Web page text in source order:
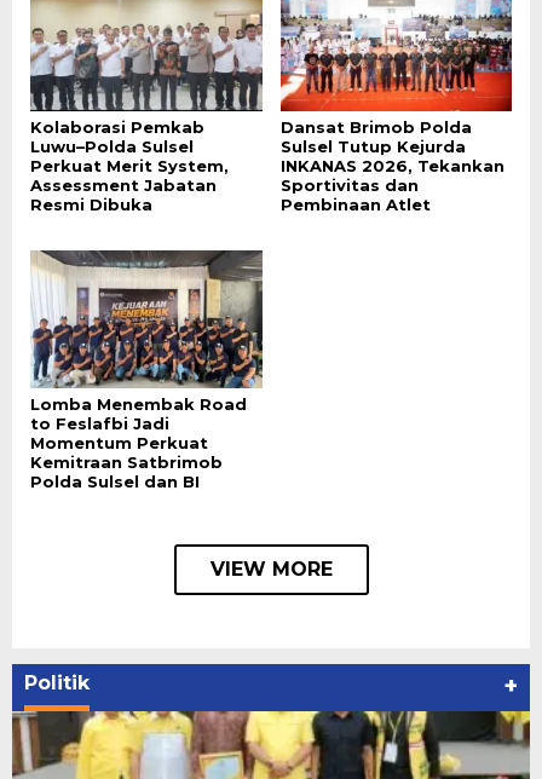
Kolaborasi Pemkab
Luwu–Polda Sulsel
Perkuat Merit System,
Assessment Jabatan
Resmi Dibuka
Dansat Brimob Polda
Sulsel Tutup Kejurda
INKANAS 2026, Tekankan
Sportivitas dan
Pembinaan Atlet
Lomba Menembak Road
to Feslafbi Jadi
Momentum Perkuat
Kemitraan Satbrimob
Polda Sulsel dan BI
VIEW MORE
Politik +